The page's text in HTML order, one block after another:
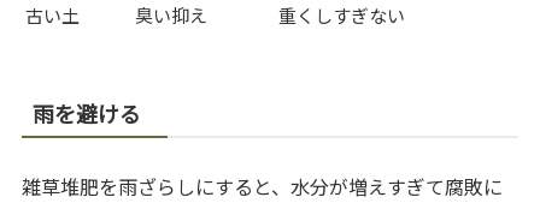
古い土
臭い抑え 重くしすぎない
雨を避ける
雑草堆肥を雨ざらしにすると、水分が増えすぎて腐敗に